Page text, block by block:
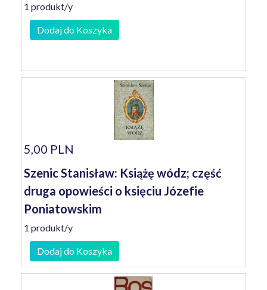
1 produkt/y
Dodaj do Koszyka
5,00 PLN
Szenic Stanisław: Książę wódz; część
druga opowieści o księciu Józefie
Poniatowskim
1 produkt/y
Dodaj do Koszyka